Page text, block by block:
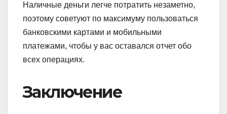
Наличные деньги легче потратить незаметно,
поэтому советуют по максимуму пользоваться
банковскими картами и мобильными
платежами, чтобы у вас оставался отчет обо
всех операциях.
Заключение